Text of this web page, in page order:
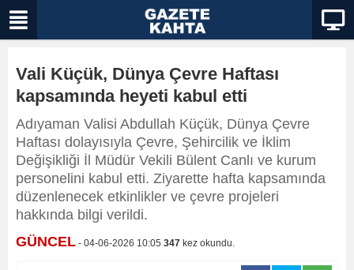
Vali Küçük, Dünya Çevre Haftası
kapsamında heyeti kabul etti
Adıyaman Valisi Abdullah Küçük, Dünya Çevre
Haftası dolayısıyla Çevre, Şehircilik ve İklim
Değişikliği İl Müdür Vekili Bülent Canlı ve kurum
personelini kabul etti. Ziyarette hafta kapsamında
düzenlenecek etkinlikler ve çevre projeleri
hakkında bilgi verildi.
GÜNCEL - 04-06-2026 10:05 347 kez okundu.